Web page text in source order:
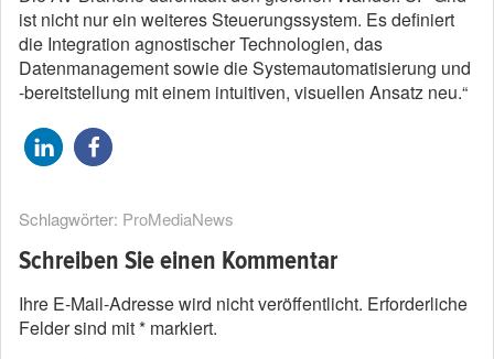
ist nicht nur ein weiteres Steuerungssystem. Es definiert
die Integration agnostischer Technologien, das
Datenmanagement sowie die Systemautomatisierung und
-bereitstellung mit einem intuitiven, visuellen Ansatz neu.“
Schlagwörter: ProMediaNews
Schreiben Sie einen Kommentar
Ihre E-Mail-Adresse wird nicht veröffentlicht. Erforderliche
Felder sind mit* markiert.